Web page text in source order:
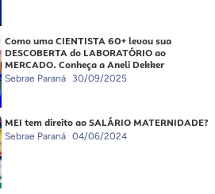
Como uma CIENTISTA 60+ levou sua
DESCOBERTA do LABORATÓRIO ao
MERCADO. Conheça a Aneli Dekker
Sebrae Paraná 30/09/2025
MEI tem direito ao SALÁRIO MATERNIDADE?
Sebrae Paraná 04/06/2024